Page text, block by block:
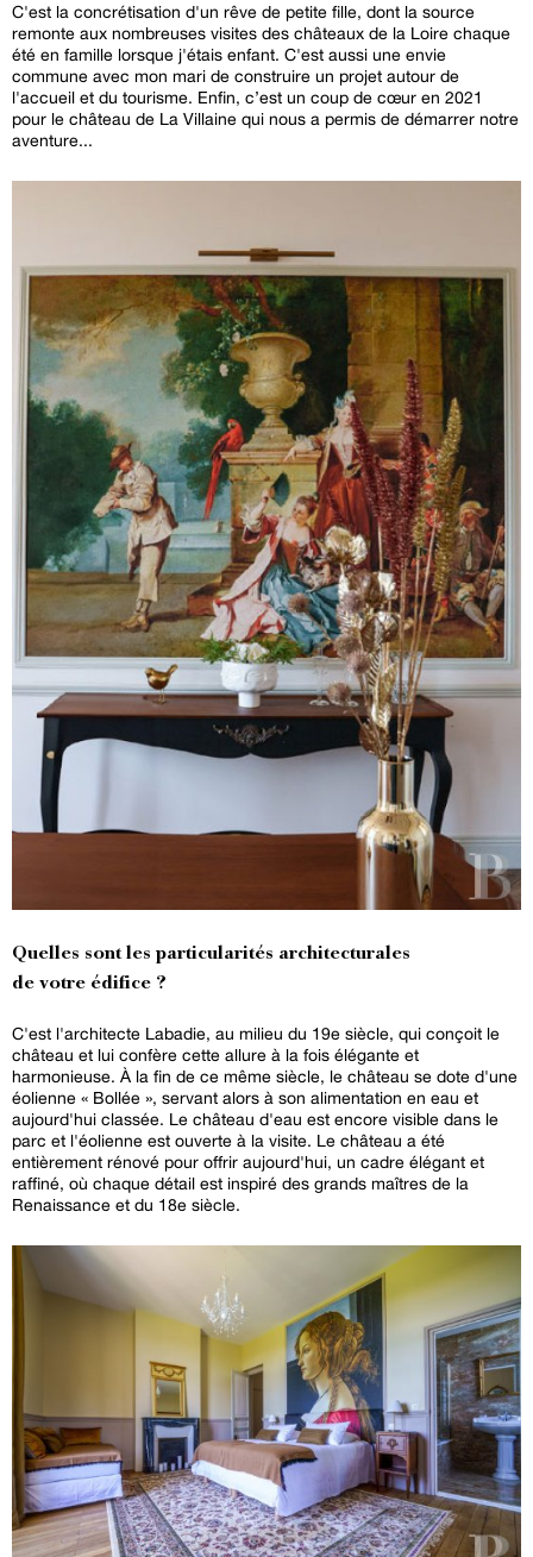
C'est la concrétisation d'un rêve de petite fille, dont la source
remonte aux nombreuses visites des châteaux de la Loire chaque
été en famille lorsque j'étais enfant. C'est aussi une envie
commune avec mon mari de construire un projet autour de
l'accueil et du tourisme. Enfin, c’est un coup de cœur en 2021
pour le château de La Villaine qui nous a permis de démarrer notre
aventure...
Quelles sont les particularités architecturales
de votre édifice ?
C'est l'architecte Labadie, au milieu du 19e siècle, qui conçoit le
château et lui confère cette allure à la fois élégante et
harmonieuse. À la fin de ce même siècle, le château se dote d'une
éolienne « Bollée », servant alors à son alimentation en eau et
aujourd'hui classée. Le château d'eau est encore visible dans le
parc et l'éolienne est ouverte à la visite. Le château a été
entièrement rénové pour offrir aujourd'hui, un cadre élégant et
raffiné, où chaque détail est inspiré des grands maîtres de la
Renaissance et du 18e siècle.